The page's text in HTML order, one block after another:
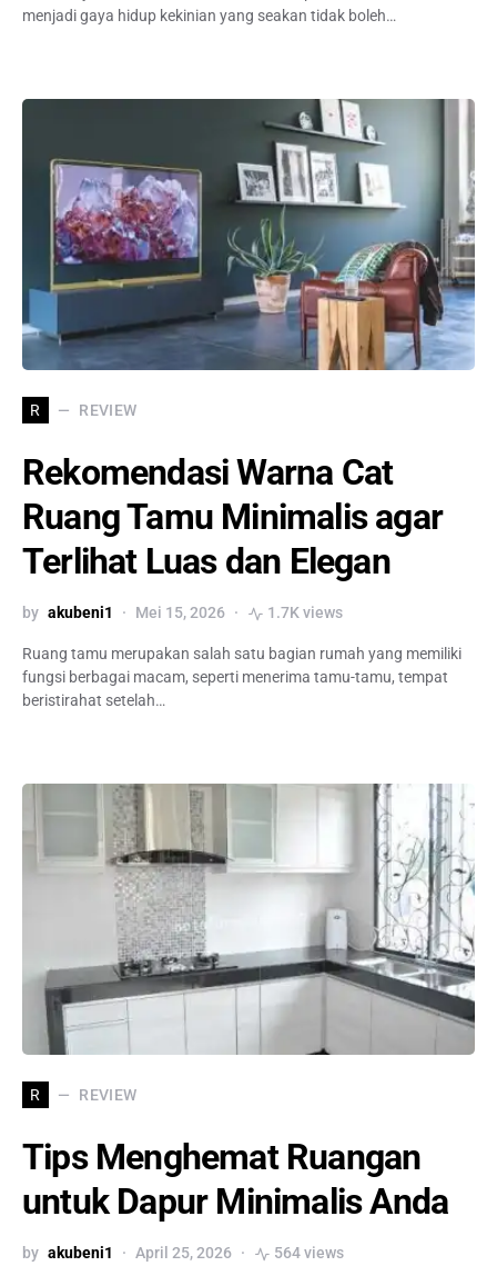
menjadi gaya hidup kekinian yang seakan tidak boleh…
R REVIEW
Rekomendasi Warna Cat
Ruang Tamu Minimalis agar
Terlihat Luas dan Elegan
by akubeni1 Mei 15, 2026 1.7K views
Ruang tamu merupakan salah satu bagian rumah yang memiliki
fungsi berbagai macam, seperti menerima tamu-tamu, tempat
beristirahat setelah…
R REVIEW
Tips Menghemat Ruangan
untuk Dapur Minimalis Anda
by akubeni1 April 25, 2026 564 views